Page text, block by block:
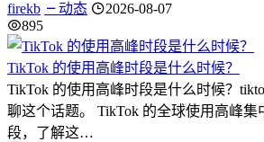
firekb 动态
2026-08-07
895
TikTok 的使用高峰时段是什么时候？
TikTok 的使用高峰时段是什么时候？
聊这个话题。 TikTok 的全球使用高峰集
段，了解这…